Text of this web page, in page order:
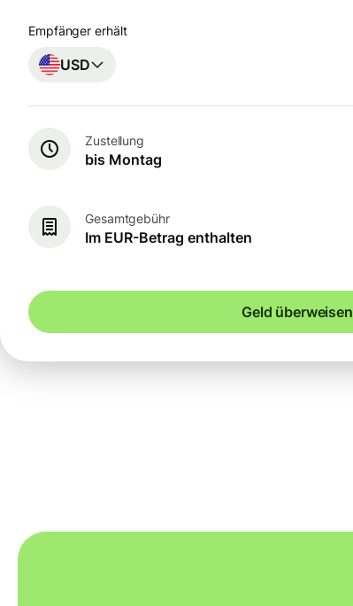
Empfänger erhält
USD
Zustellung
bis Montag
Gesamtgebühr
Im EUR-Betrag enthalten
Geld überweisen